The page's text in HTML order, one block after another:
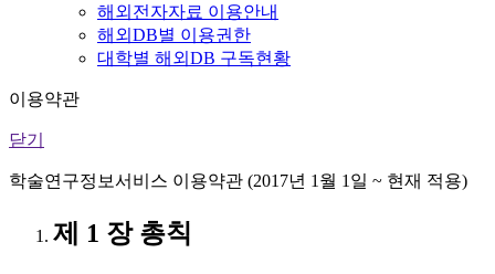
해외전자자료 이용안내
해외DB별 이용권한
대학별 해외DB 구독현황
이용약관
닫기
학술연구정보서비스 이용약관 (2017년 1월 1일 ~ 현재 적용)
제 1 장 총칙